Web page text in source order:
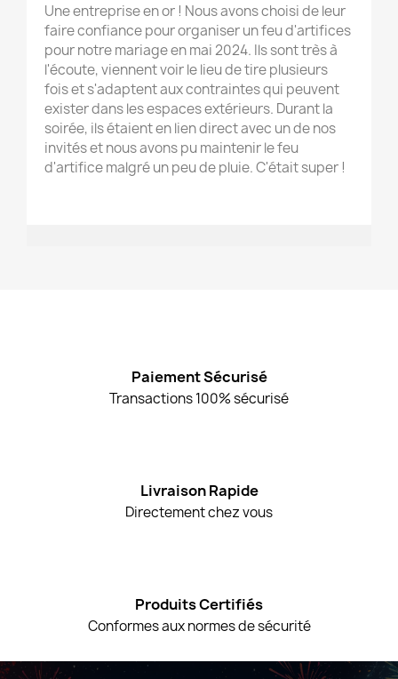
Une entreprise en or ! Nous avons choisi de leur
faire confiance pour organiser un feu d'artifices
pour notre mariage en mai 2024. Ils sont très à
l'écoute, viennent voir le lieu de tire plusieurs
fois et s'adaptent aux contraintes qui peuvent
exister dans les espaces extérieurs. Durant la
soirée, ils étaient en lien direct avec un de nos
invités et nous avons pu maintenir le feu
d'artifice malgré un peu de pluie. C'était super !
Paiement Sécurisé
Transactions 100% sécurisé
Livraison Rapide
Directement chez vous
Produits Certifiés
Conformes aux normes de sécurité